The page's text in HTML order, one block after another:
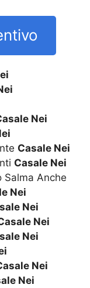
Nei
Casale Nei
Casale Nei
Salma Anche
Nei
Nei
Nei
Nei
Nei
Nei